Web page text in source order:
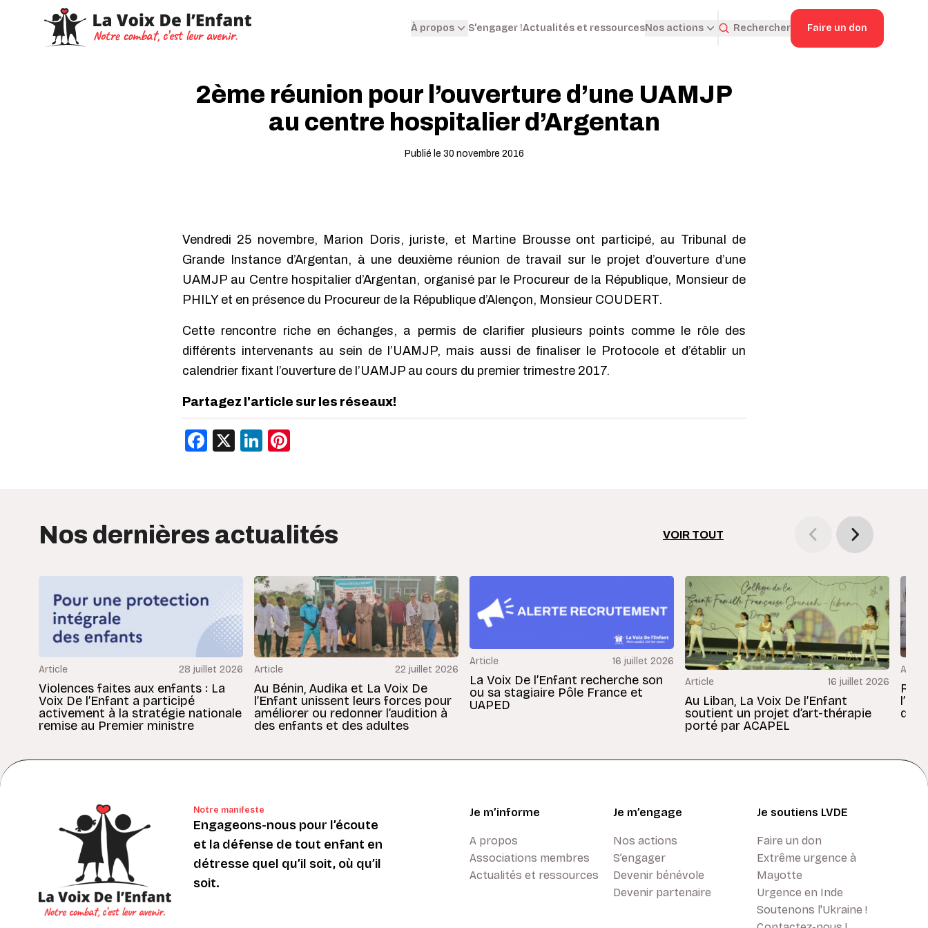
À propos S'engager !Actualités et ressourcesNos actions Rechercher Faire un don
2ème réunion pour l’ouverture d’une UAMJP
au centre hospitalier d’Argentan
Publié le 30 novembre 2016
Vendredi 25 novembre, Marion Doris, juriste, et Martine Brousse ont participé, au Tribunal de
Grande Instance d’Argentan, à une deuxième réunion de travail sur le projet d’ouverture d’une
UAMJP au Centre hospitalier d’Argentan, organisé par le Procureur de la République, Monsieur de
PHILY et en présence du Procureur de la République d’Alençon, Monsieur COUDERT.
Cette rencontre riche en échanges, a permis de clarifier plusieurs points comme le rôle des
différents intervenants au sein de l’UAMJP, mais aussi de finaliser le Protocole et d’établir un
calendrier fixant l’ouverture de l’UAMJP au cours du premier trimestre 2017.
Partagez l'article sur les réseaux!
Facebook
X LinkedIn
Nos dernières actualités VOIR TOUT
Article 28 juillet 2026
Violences faites aux enfants : La
Voix De l’Enfant a participé
activement à la stratégie nationale
remise au Premier ministre
Article 22 juillet 2026
Au Bénin, Audika et La Voix De
l’Enfant unissent leurs forces pour
améliorer ou redonner l’audition à
des enfants et des adultes
Article 16 juillet 2026
La Voix De l’Enfant recherche son
ou sa stagiaire Pôle France et
UAPED
Article 16 juillet 2026
Au Liban, La Voix De l’Enfant
soutient un projet d’art-thérapie
porté par ACAPEL
Notre manifeste
Engageons-nous pour l’écoute
et la défense de tout enfant en
détresse quel qu’il soit, où qu’il
soit.
Je m’informe
A propos
Associations membres
Actualités et ressources
Je m’engage
Nos actions
S’engager
Devenir bénévole
Devenir partenaire
Je soutiens LVDE
Faire un don
Extrême urgence à
Mayotte
Urgence en Inde
Soutenons l'Ukraine !